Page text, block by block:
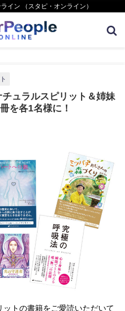
イン （スタピ・オンライン）
チュラルスピリット＆姉妹
を各1名様に！
トの書籍をご愛読いただいて